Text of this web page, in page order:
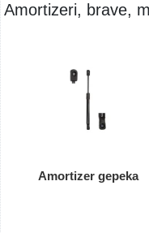
Amortizeri, brave,
Amortizer gepeka